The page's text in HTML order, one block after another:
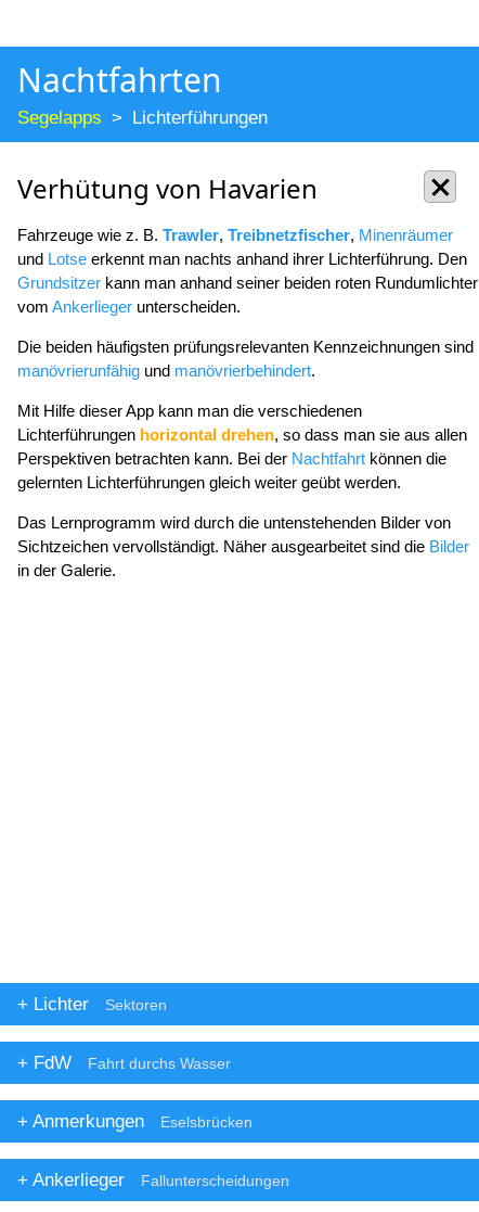
Nachtfahrten
Segelapps Lichterführungen
Verhütung von Havarien
Fahrzeuge wie z. B. Trawler, Treibnetzfischer, Minenräumer
und Lotse erkennt man nachts anhand ihrer Lichterführung. Den
Grundsitzer kann man anhand seiner beiden roten Rundumlichter
vom Ankerlieger unterscheiden.
Die beiden häufigsten prüfungsrelevanten Kennzeichnungen sind
manövrierunfähig und manövrierbehindert.
Mit Hilfe dieser App kann man die verschiedenen
Lichterführungen horizontal drehen, so dass man sie aus allen
Perspektiven betrachten kann. Bei der Nachtfahrt können die
gelernten Lichterführungen gleich weiter geübt werden.
Das Lernprogramm wird durch die untenstehenden Bilder von
Sichtzeichen vervollständigt. Näher ausgearbeitet sind die Bilder
in der Galerie.
Lichter Sektoren
FdW Fahrt durchs Wasser
Anmerkungen Eselsbrücken
Ankerlieger Fallunterscheidungen